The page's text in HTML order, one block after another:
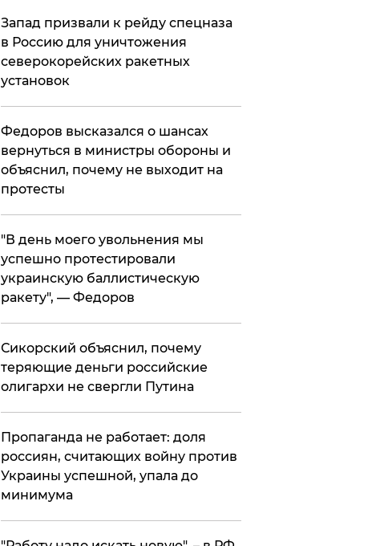
Запад призвали к рейду спецназа
в Россию для уничтожения
северокорейских ракетных
установок
Федоров высказался о шансах
вернуться в министры обороны и
объяснил, почему не выходит на
протесты
​"В день моего увольнения мы
успешно протестировали
украинскую баллистическую
ракету", — Федоров
Сикорский объяснил, почему
теряющие деньги российские
олигархи не свергли Путина
​Пропаганда не работает: доля
россиян, считающих войну против
Украины успешной, упала до
минимума